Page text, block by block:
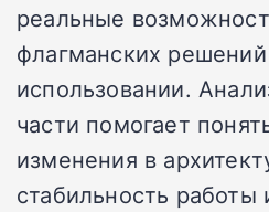
реальные
флагманских
использовании.
части помогает
изменения в
стабильность работы